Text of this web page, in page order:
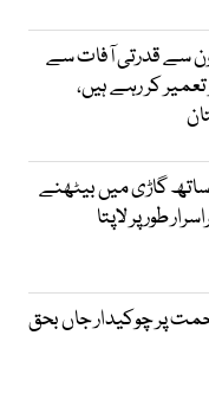
سے قدرتی آفات سے
کر رہے ہیں،
گاڑی میں بیٹھنے
پر چوکیدار جاں بحق